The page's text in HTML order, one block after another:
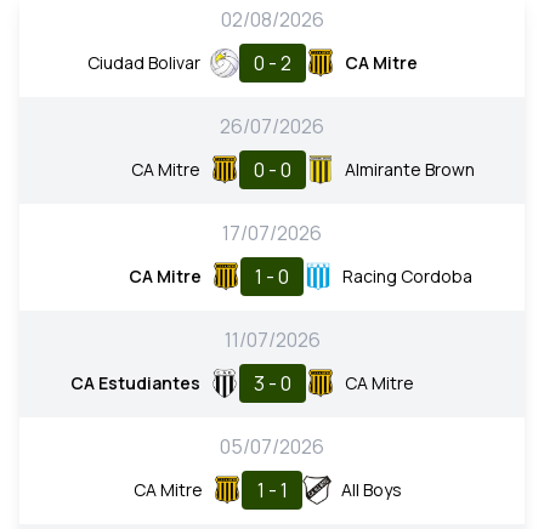
02/08/2026
Ciudad Bolivar 0 - 2 CA Mitre
26/07/2026
CA Mitre 0 - 0 Almirante Brown
17/07/2026
CA Mitre 1 - 0 Racing Cordoba
11/07/2026
CA Estudiantes 3 - 0 CA Mitre
05/07/2026
CA Mitre 1 - 1 All Boys